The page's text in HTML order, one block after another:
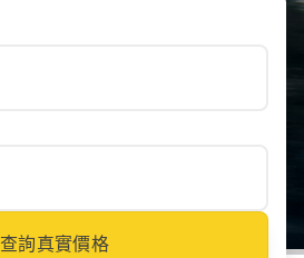
查詢真實價格